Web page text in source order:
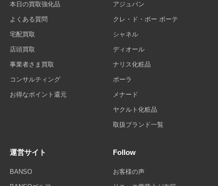
本日の買取強化品
よくある質問
宅配買取
店頭買取
事業者さま買取
コンサルティング
お得なポイント還元
アジュバン
クレ・ド・ポー ボーテ
シャネル
ディオール
ナリス化粧品
ポーラ
メナード
ヤクルト化粧品
取扱ブランド一覧
運営サイト
BANSO
Follow
お客様の声